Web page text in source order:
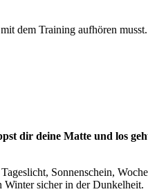
dem Training aufhören
dir deine Matte und los
Sonnenschein,
Winter sicher in der Dunkelheit.